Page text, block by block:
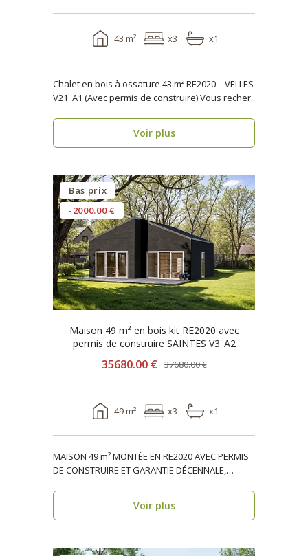
43 m² x3 x1
Chalet en bois à ossature 43 m² RE2020 – VELLES
V21_A1 (Avec permis de construire) Vous recher..
Voir plus
Bas prix
-2000.00 €
Maison 49 m² en bois kit RE2020 avec
permis de construire SAINTES V3_A2
35680.00 € 37680.00 €
49 m² x3 x1
MAISON 49 m² MONTÉE EN RE2020 AVEC PERMIS
DE CONSTRUIRE ET GARANTIE DÉCENNALE,
Voir plus